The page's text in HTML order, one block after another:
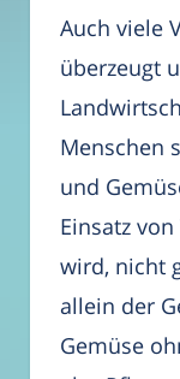
Auch viele
überzeugt
Menschen
und
Einsatz
wird, nicht
allein der
Gemüse